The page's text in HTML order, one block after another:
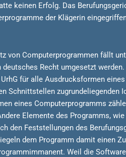
keinen Erfolg. Das
der Klägerin
von Computerprogrammen fällt
Recht umgesetzt
für alle Ausdrucksformen
Schnittstellen zugrundeliegenden
eines Computerprogramms
Elemente des Programms,
den Feststellungen des
dem Programm damit einen
Weil die